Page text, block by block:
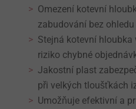
Omezení kotevní
zabudování bez
Stejná kotevní
riziko chybné
Jakostní plast
při velkých tloušťkách
Umožňuje efektivní a